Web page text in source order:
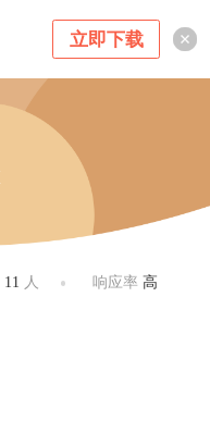
立即下载
11 人 响应率 高